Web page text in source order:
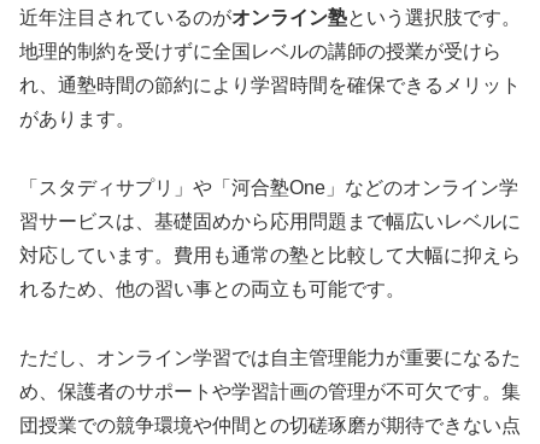
近年注目されているのがオンライン塾という選択肢です。
地理的制約を受けずに全国レベルの講師の授業が受けら
れ、通塾時間の節約により学習時間を確保できるメリット
があります。
「スタディサプリ」や「河合塾One」などのオンライン学
習サービスは、基礎固めから応用問題まで幅広いレベルに
対応しています。費用も通常の塾と比較して大幅に抑えら
れるため、他の習い事との両立も可能です。
ただし、オンライン学習では自主管理能力が重要になるた
め、保護者のサポートや学習計画の管理が不可欠です。集
団授業での競争環境や仲間との切磋琢磨が期待できない点